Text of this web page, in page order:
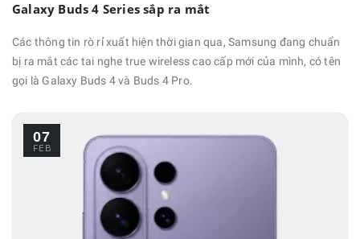
Galaxy Buds 4 Series sắp ra mắt
Các thông tin rò rỉ xuất hiện thời gian qua, Samsung đang chuẩn
bị ra mắt các tai nghe true wireless cao cấp mới của mình, có tên
gọi là Galaxy Buds 4 và Buds 4 Pro.
07
FEB